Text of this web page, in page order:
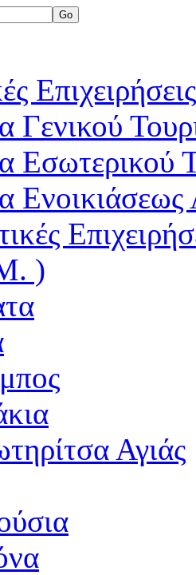
Επιχειρήσεις
Γενικού
Εσωτερικού
)
Αγιάς